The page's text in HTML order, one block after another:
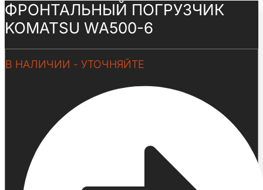
ФРОНТАЛЬНЫЙ ПОГРУЗЧИК
KOMATSU WA500-6
В НАЛИЧИИ - УТОЧНЯЙТЕ